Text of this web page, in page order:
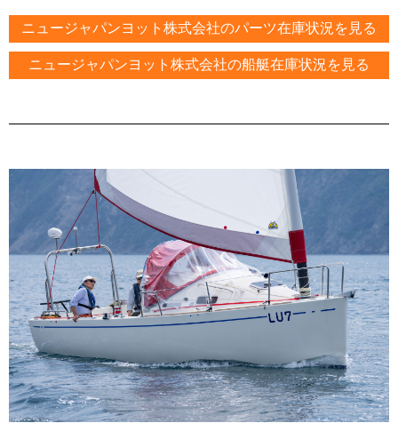
ニュージャパンヨット株式会社のパーツ在庫状況を見る
ニュージャパンヨット株式会社の船艇在庫状況を見る